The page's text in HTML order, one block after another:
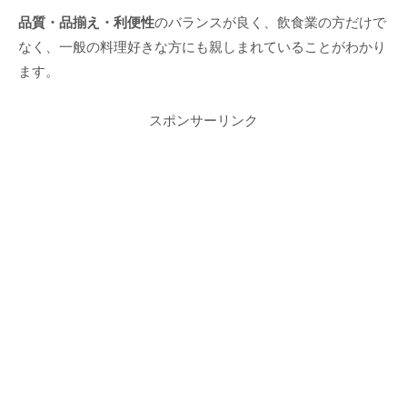
品質・品揃え・利便性のバランスが良く、飲食業の方だけで
なく、一般の料理好きな方にも親しまれていることがわかり
ます。
スポンサーリンク